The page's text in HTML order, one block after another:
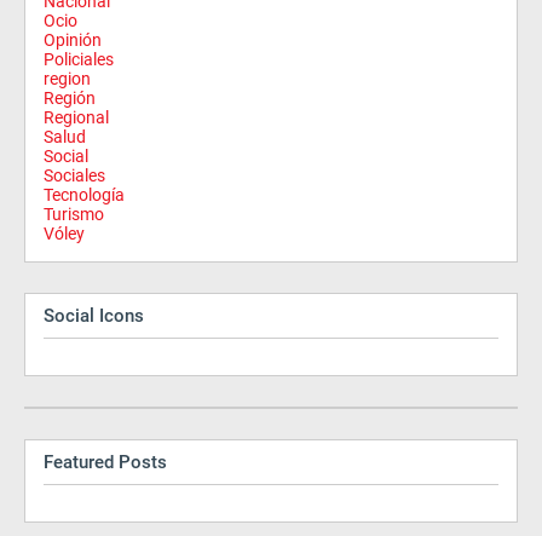
Ocio
Opinión
Policiales
region
Región
Regional
Salud
Social
Sociales
Tecnología
Turismo
Vóley
Social Icons
Featured Posts